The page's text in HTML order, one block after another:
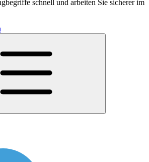
schnell und arbeiten Sie sicherer im